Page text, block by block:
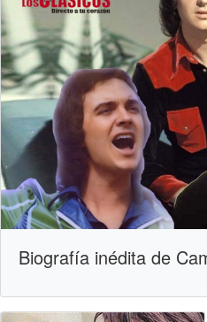
Biografía inédita de